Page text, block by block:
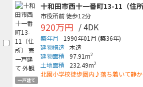
一戸建て
十和田市西十一番町13-11（住所
市役所前徒歩12分
920万円 / 4DK
築年月 1990年01月 (築36年)
建物構造 木造
建物面積
97.91m2
土地面積 232.49m2
北園小学校徒歩圏内♪落ち着いて静